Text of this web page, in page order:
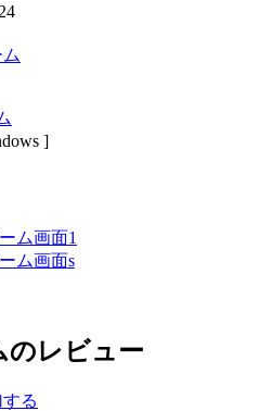
]
のレビュー
る